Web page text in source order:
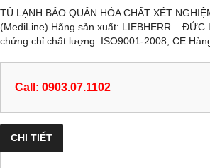
TỦ LẠNH BẢO QUẢN HÓA CHẤT XÉT
(MediLine) Hãng sản xuất: LIEBHERR – ĐỨC
chứng chỉ chất lượng: ISO9001-2008, CE
Call: 0903.07.1102
CHI TIẾT